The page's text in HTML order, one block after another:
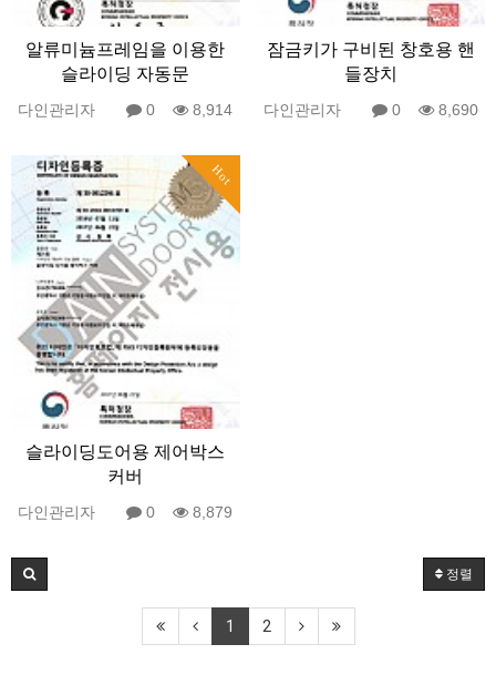
알류미늄프레임을 이용한
슬라이딩 자동문
다인관리자 0 8,914
잠금키가 구비된 창호용 핸
들장치
다인관리자 0 8,690
Hot
슬라이딩도어용 제어박스
커버
다인관리자 0 8,879
정렬
1 2